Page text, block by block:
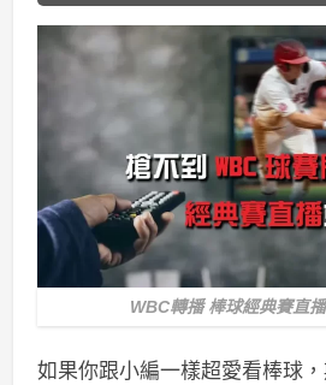
WBC轉播 棒球經典賽直
如果你跟小編一樣超愛看棒球